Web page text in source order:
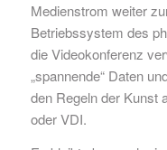
Medienstrom weiter
Betriebssystem des
die Videokonferenz
„spannende“ Daten
den Regeln der Kunst
oder VDI.